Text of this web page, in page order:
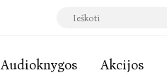
Audioknygos Akcijos